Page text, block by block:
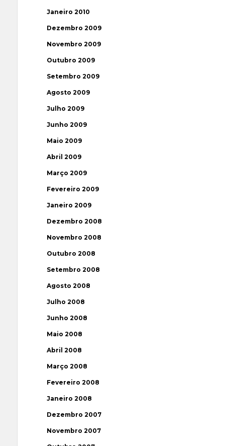
Janeiro 2010
Dezembro 2009
Novembro 2009
Outubro 2009
Setembro 2009
Agosto 2009
Julho 2009
Junho 2009
Maio 2009
Abril 2009
Março 2009
Fevereiro 2009
Janeiro 2009
Dezembro 2008
Novembro 2008
Outubro 2008
Setembro 2008
Agosto 2008
Julho 2008
Junho 2008
Maio 2008
Abril 2008
Março 2008
Fevereiro 2008
Janeiro 2008
Dezembro 2007
Novembro 2007